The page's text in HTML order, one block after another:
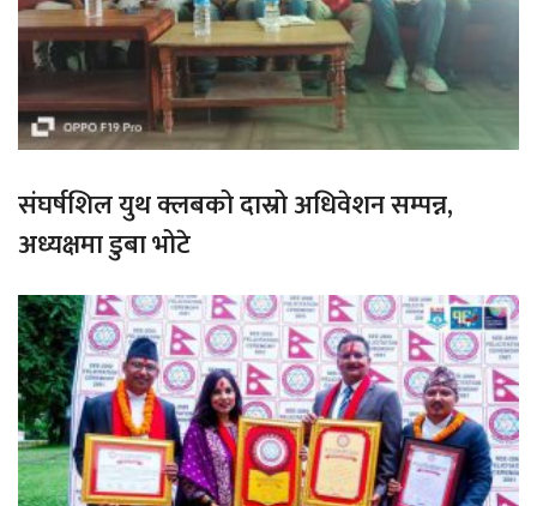
संघर्षशिल युथ क्लबको दास्रो अधिवेशन सम्पन्न,
अध्यक्षमा डुबा भोटे